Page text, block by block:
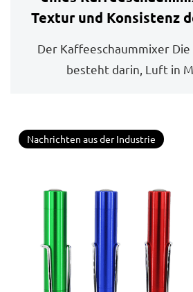
Textur und Konsistenz
Der Kaffeeschaummixer Die Hauptfunktion
besteht darin, Luft in
Nachrichten aus der Industrie